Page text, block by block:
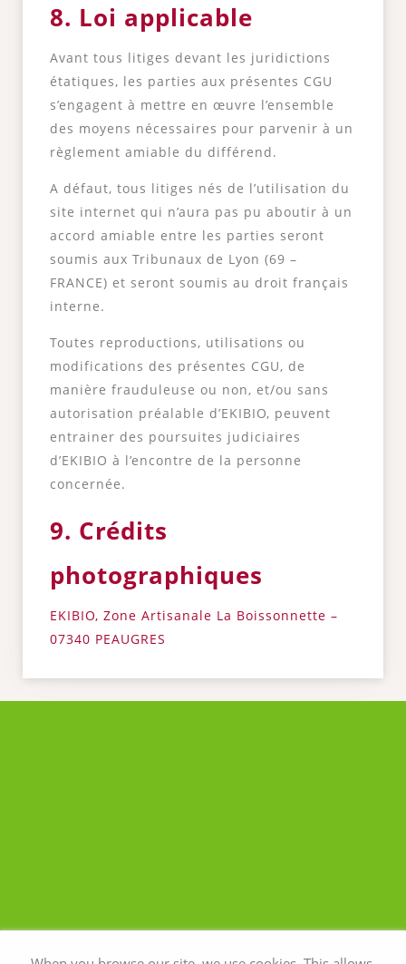
8. Loi applicable
Avant tous litiges devant les juridictions
étatiques, les parties aux présentes CGU
s’engagent à mettre en œuvre l’ensemble
des moyens nécessaires pour parvenir à un
règlement amiable du différend.
A défaut, tous litiges nés de l’utilisation du
site internet qui n’aura pas pu aboutir à un
accord amiable entre les parties seront
soumis aux Tribunaux de Lyon (69 –
FRANCE) et seront soumis au droit français
interne.
Toutes reproductions, utilisations ou
modifications des présentes CGU, de
manière frauduleuse ou non, et/ou sans
autorisation préalable d’EKIBIO, peuvent
entrainer des poursuites judiciaires
d’EKIBIO à l’encontre de la personne
concernée.
9. Crédits
photographiques
EKIBIO, Zone Artisanale La Boissonnette –
07340 PEAUGRES